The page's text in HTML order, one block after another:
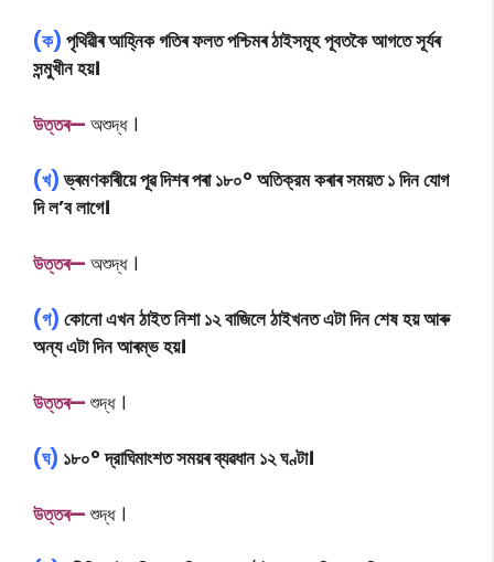
(ক) পৃথিৱীৰ আহ্নিক গতিৰ ফলত পশ্চিমৰ ঠাইসমূহ পূবতকৈ আগতে সূৰ্যৰ
সন্মুখীন হয়।
উত্তৰ— অশুদ্ধ ।
(খ)ভ্ৰমণকাৰীয়ে পূৱ দিশৰ পৰা ১৮০° অতিক্রম কৰাৰ সময়ত ১ দিন যোগ
দি ল’ব লাগে।
উত্তৰ— অশুদ্ধ ।
(গ) কোনো এখন ঠাইত নিশা ১২ বাজিলে ঠাইখনত এটা দিন শেষ হয় আৰু
অন্য এটা দিন আৰম্ভ হয়।
উত্তৰ— শুদ্ধ ।
(ঘ) ১৮০° দ্রাঘিমাংশত সময়ৰ ব্যৱধান ১২ ঘণ্টা।
উত্তৰ— শুদ্ধ ।